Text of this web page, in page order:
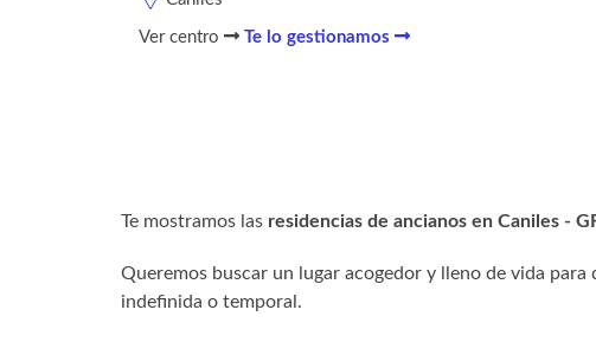
Ver centro Te lo gestionamos
Te mostramos las residencias de ancianos en Caniles -
Queremos buscar un lugar acogedor y lleno de vida
indefinida o temporal.